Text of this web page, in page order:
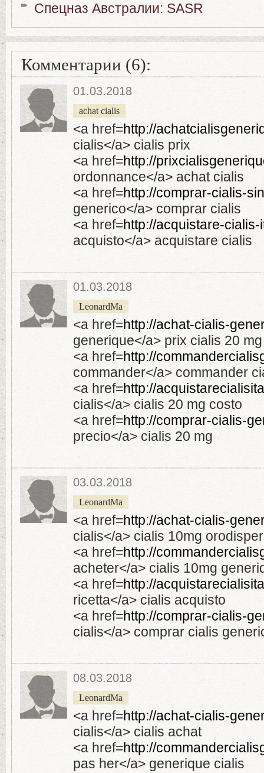
Спецназ Австралии: SASR
Комментарии (6):
01.03.2018
achat cialis
<a href=http://
cialis</a> cialis prix
<a href=http://
ordonnance</a> achat cialis
<a href=http://comprar-cialis-
generico</a> comprar cialis
<a href=http://acquistare-
acquisto</a> acquistare cialis
01.03.2018
LeonardMa
<a href=http://achat-cialis-
generique</a> prix cialis 20 mg
<a href=http://
commander</a> commander
<a href=http://
cialis</a> cialis 20 mg costo
<a href=http://comprar-cialis-
precio</a> cialis 20 mg
03.03.2018
LeonardMa
<a href=http://achat-cialis-
cialis</a> cialis 10mg
<a href=http://
acheter</a> cialis 10mg
<a href=http://
ricetta</a> cialis acquisto
<a href=http://comprar-cialis-
cialis</a> comprar cialis
08.03.2018
LeonardMa
<a href=http://achat-cialis-
cialis</a> cialis achat
<a href=http://
pas her</a> generique cialis